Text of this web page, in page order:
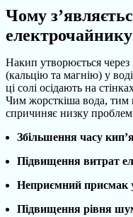
Чому
Накип утворюється через
(кальцію та магнію) у
ці солі осідають на
Чим жорсткіша вода, тим
спричиняє низку
Збільшення часу
Підвищення витрат
Неприємний присмак
Підвищення рівня